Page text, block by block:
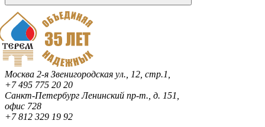
Москва 2-я Звенигородская ул., 12, стр.1,
+7 495 775 20 20
Санкт-ПетербургЛенинский пр-т., д. 151,
офис 728
+7 812 329 19 92